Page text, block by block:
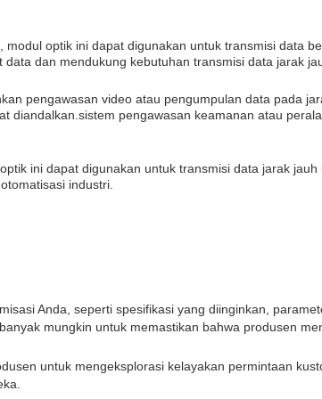
optik ini dapat digunakan untuk transmisi data
dan mendukung kebutuhan transmisi data jarak
pengawasan video atau pengumpulan data pada
diandalkan.sistem pengawasan keamanan atau
ini dapat digunakan untuk transmisi data jarak
industri.
Anda, seperti spesifikasi yang diinginkan,
mungkin untuk memastikan bahwa produsen
untuk mengeksplorasi kelayakan permintaan